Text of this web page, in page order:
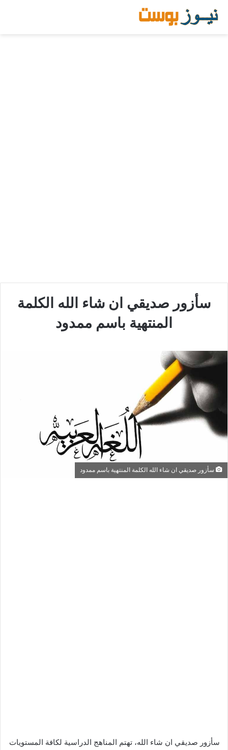
سأزور صديقي ان شاء الله الكلمة
المنتهية باسم ممدود
سأزور صديقي ان شاء الله الكلمة المنتهية باسم ممدود
سأزور صديقي ان شاء الله، تهتم المناهج الدراسية لكافة المستويات